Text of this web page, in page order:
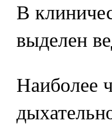
В
выделен
Наиболее